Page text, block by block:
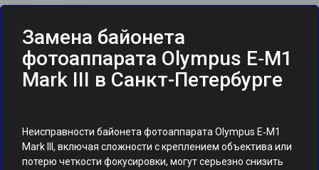
Замена байонета
фотоаппарата Olympus E‑M1
Mark III в Санкт-Петербурге
Неисправности байонета фотоаппарата Olympus E‑M1
Mark III, включая сложности с креплением объектива или
потерю четкости фокусировки, могут серьезно снизить